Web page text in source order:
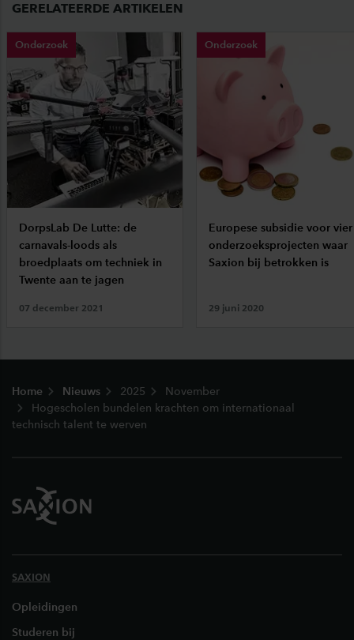
GERELATEERDE ARTIKELEN
Onderzoek
DorpsLab De Lutte: de
carnavals-loods als
broedplaats om techniek in
Twente aan te jagen
07 december 2021
Onderzoek
Europese subsidie voor vier
onderzoeksprojecten waar
Saxion bij betrokken is
29 juni 2020
Home Nieuws 2025
November
Hogescholen bundelen krachten om internationaal
technisch talent te werven
SAXION
Opleidingen
Studeren bij